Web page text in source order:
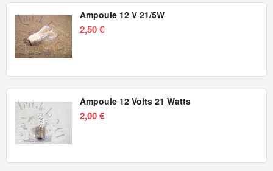
Ampoule 12 V 21/5W
2,50 €
Ampoule 12 Volts 21 Watts
2,00 €